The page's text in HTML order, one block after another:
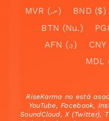
MVR (.ރ)
BND ($)
BTN (Nu.)
AFN (؋)
MDL
RiseKarma no está
YouTube, Facebook,
SoundCloud, X (Twitter),